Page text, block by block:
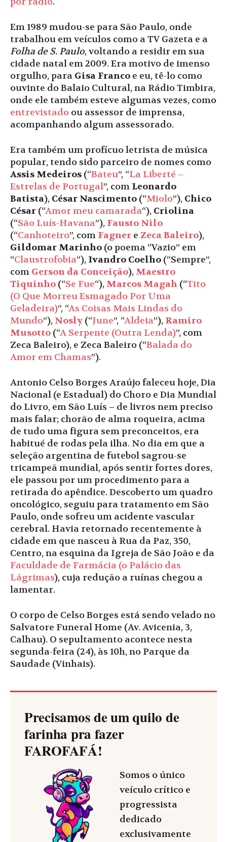
Em 1989 mudou-se para São Paulo, onde
trabalhou em veículos como a TV Gazeta e a
Folha de S. Paulo, voltando a residir em sua
cidade natal em 2009. Era motivo de imenso
orgulho, para Gisa Franco e eu, tê-lo como
ouvinte do Balaio Cultural, na Rádio Timbira,
onde ele também esteve algumas vezes, como
entrevistado ou assessor de imprensa,
acompanhando algum assessorado.
Era também um profícuo letrista de música
popular, tendo sido parceiro de nomes como
Assis Medeiros (“Bateu”, “La Liberté –
Estrelas de Portugal”, com Leonardo
Batista), César Nascimento (“Miolo”), Chico
César (“Amor meu camarada“), Criolina
(“São Luís-Havana”), Fausto Nilo
(“Canhoteiro”, com Fagner e Zeca Baleiro),
Gildomar Marinho (o poema “Vazio” em
“Claustrofobia“), Ivandro Coelho (“Sempre”,
com Gerson da Conceição), Maestro
Tiquinho (“Se Fue“), Marcos Magah (“Tito
(O Que Morreu Esmagado Por Uma
Geladeira)”, “As Coisas Mais Lindas do
Mundo”), Nosly (“June”, “Aldeia”), Ramiro
Musotto (“A Serpente (Outra Lenda)”, com
Zeca Baleiro), e Zeca Baleiro (“Balada do
Amor em Chamas”).
Antonio Celso Borges Araújo faleceu hoje, Dia
Nacional (e Estadual) do Choro e Dia Mundial
do Livro, em São Luís – de livros nem preciso
mais falar; chorão de alma roqueira, acima
de tudo uma figura sem preconceitos, era
habitué de rodas pela ilha. No dia em que a
seleção argentina de futebol sagrou-se
tricampeã mundial, após sentir fortes dores,
ele passou por um procedimento para a
retirada do apêndice. Descoberto um quadro
oncológico, seguiu para tratamento em São
Paulo, onde sofreu um acidente vascular
cerebral. Havia retornado recentemente à
cidade em que nasceu à Rua da Paz, 350,
Centro, na esquina da Igreja de São João e da
Faculdade de Farmácia (o Palácio das
Lágrimas), cuja redução a ruínas chegou a
lamentar.
O corpo de Celso Borges está sendo velado no
Salvatore Funeral Home (Av. Avicenia, 3,
Calhau). O sepultamento acontece nesta
segunda-feira (24), às 10h, no Parque da
Saudade (Vinhais).
Precisamos de um quilo de
farinha pra fazer
FAROFAFÁ!
Somos o único
veículo crítico e
progressista
dedicado
exclusivamente